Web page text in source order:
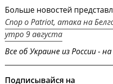
Больше новостей
Спор о Patriot, атака на
утро 9 августа
Все об Украине из России -
Подписывайся на